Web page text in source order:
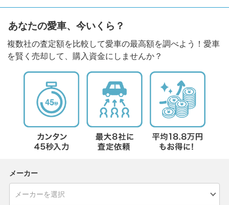
あなたの愛車、今いくら？
複数社の査定額を比較して愛車の最高額を調べよう！愛車
を賢く売却して、購入資金にしませんか？
メーカー